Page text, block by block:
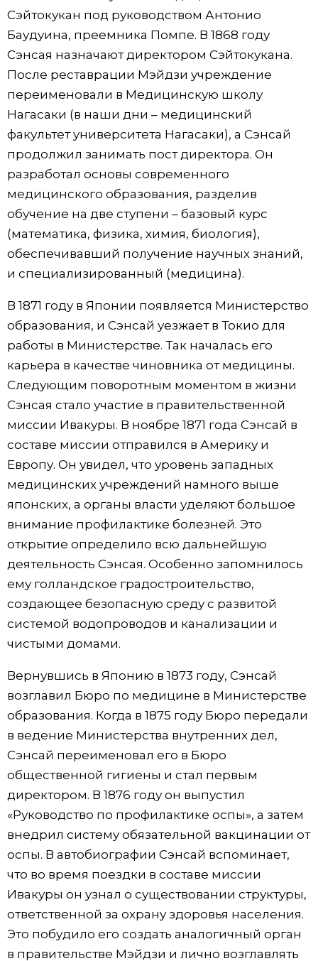
Сэйтокукан под руководством Антонио
Баудуина, преемника Помпе. В 1868 году
Сэнсая назначают директором Сэйтокукана.
После реставрации Мэйдзи учреждение
переименовали в Медицинскую школу
Нагасаки (в наши дни – медицинский
факультет университета Нагасаки), а Сэнсай
продолжил занимать пост директора. Он
разработал основы современного
медицинского образования, разделив
обучение на две ступени – базовый курс
(математика, физика, химия, биология),
обеспечивавший получение научных знаний,
и специализированный (медицина).
В 1871 году в Японии появляется Министерство
образования, и Сэнсай уезжает в Токио для
работы в Министерстве. Так началась его
карьера в качестве чиновника от медицины.
Следующим поворотным моментом в жизни
Сэнсая стало участие в правительственной
миссии Ивакуры. В ноябре 1871 года Сэнсай в
составе миссии отправился в Америку и
Европу. Он увидел, что уровень западных
медицинских учреждений намного выше
японских, а органы власти уделяют большое
внимание профилактике болезней. Это
открытие определило всю дальнейшую
деятельность Сэнсая. Особенно запомнилось
ему голландское градостроительство,
создающее безопасную среду с развитой
системой водопроводов и канализации и
чистыми домами.
Вернувшись в Японию в 1873 году, Сэнсай
возглавил Бюро по медицине в Министерстве
образования. Когда в 1875 году Бюро передали
в ведение Министерства внутренних дел,
Сэнсай переименовал его в Бюро
общественной гигиены и стал первым
директором. В 1876 году он выпустил
«Руководство по профилактике оспы», а затем
внедрил систему обязательной вакцинации от
оспы. В автобиографии Сэнсай вспоминает,
что во время поездки в составе миссии
Ивакуры он узнал о существовании структуры,
ответственной за охрану здоровья населения.
Это побудило его создать аналогичный орган
в правительстве Мэйдзи и лично возглавлять